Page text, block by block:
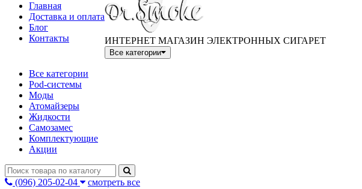
Главная
Доставка и оплата
Блог
Контакты
ИНТЕРНЕТ МАГАЗИН ЭЛЕКТРОННЫХ СИГАРЕТ
Все категории
Все категории
Pod-системы
Моды
Атомайзеры
Жидкости
Самозамес
Комплектующие
Акции
(096) 205-02-04
смотреть все